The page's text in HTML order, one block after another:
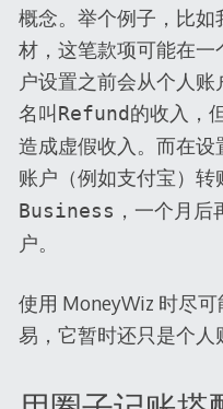
概念。举个例子，比
材，这笔款项可能在
户设置之前会从个人
名叫 Refund 的收入，
造成虚假收入。而在
账户（例如支付宝） 转
Business ，一个月
户。
使用 MoneyWiz 时尽
易，它暂时还只是个人